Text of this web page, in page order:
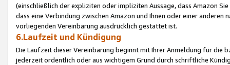
(einschließlich der expliziten oder impliziten Aussage, dass Amazon
dass eine Verbindung zwischen Amazon und Ihnen oder einer
vorliegenden Vereinbarung ausdrücklich gestattet ist.
6.Laufzeit und Kündigung
Die Laufzeit dieser Vereinbarung beginnt mit Ihrer Anmeldung für die
jederzeit ordentlich oder aus wichtigem Grund durch schriftliche